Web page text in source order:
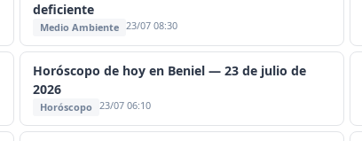
deficiente
Medio Ambiente 23/07 08:30
Horóscopo de hoy en Beniel — 23 de julio de
2026
Horóscopo 23/07 06:10